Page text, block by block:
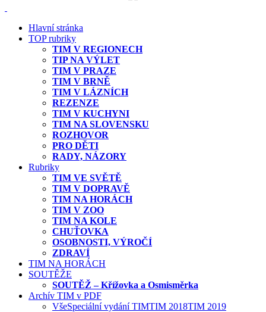
Hlavní stránka
TOP rubriky
TIM V REGIONECH
TIP NA VÝLET
TIM V PRAZE
TIM V BRNĚ
TIM V LÁZNÍCH
REZENZE
TIM V KUCHYNI
TIM NA SLOVENSKU
ROZHOVOR
PRO DĚTI
RADY, NÁZORY
Rubriky
TIM VE SVĚTĚ
TIM V DOPRAVĚ
TIM NA HORÁCH
TIM V ZOO
TIM NA KOLE
CHUŤOVKA
OSOBNOSTI, VÝROČÍ
ZDRAVÍ
TIM NA HORÁCH
SOUTĚŽE
SOUTĚŽ – Křížovka a Osmisměrka
Archív TIM v PDF
VšeSpeciální vydání TIMTIM 2018TIM 2019